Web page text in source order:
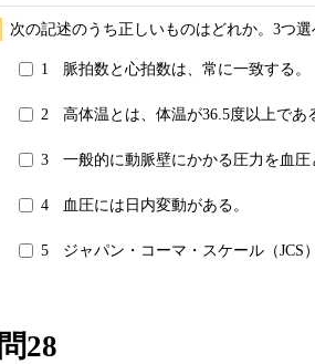
次の記述のうち正しいものはどれか。3つ選
1 脈拍数と心拍数は、常に一致する。
2 高体温とは、体温が36.5度以上であ
3 一般的に動脈壁にかかる圧力を血圧
4 血圧には日内変動がある。
5 ジャパン・コーマ・スケール（
問28